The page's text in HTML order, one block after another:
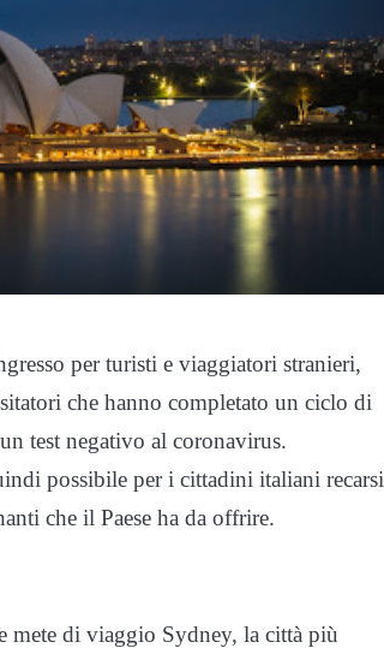
per turisti e viaggiatori stranieri,
che hanno completato un ciclo di
test negativo al coronavirus.
possibile per i cittadini italiani recarsi
che il Paese ha da offrire.
mete di viaggio Sydney, la città più